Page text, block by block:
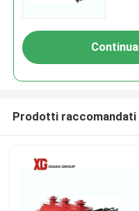
Continua
Prodotti raccomandati